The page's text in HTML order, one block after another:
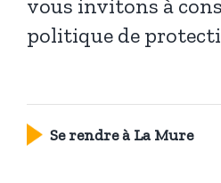
vous invitons à
politique de
Se rendre à La Mure